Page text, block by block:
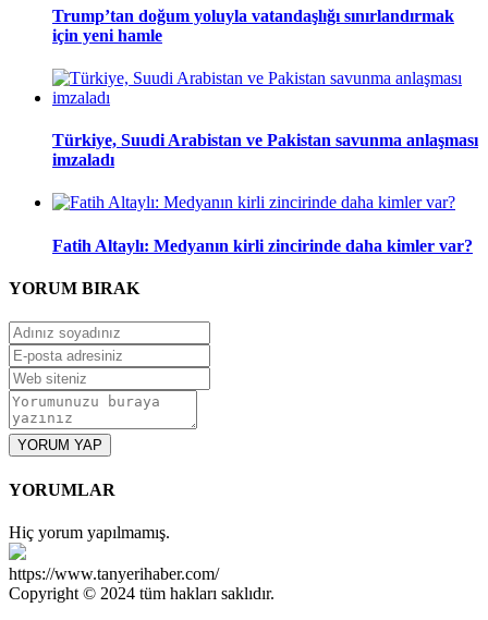
Trump’tan doğum yoluyla vatandaşlığı sınırlandırmak
için yeni hamle
Türkiye, Suudi Arabistan ve Pakistan savunma anlaşması
imzaladı
Fatih Altaylı: Medyanın kirli zincirinde daha kimler var?
YORUM BIRAK
YORUM YAP
YORUMLAR
Hiç yorum yapılmamış.
https://www.tanyerihaber.com/
Copyright © 2024 tüm hakları saklıdır.